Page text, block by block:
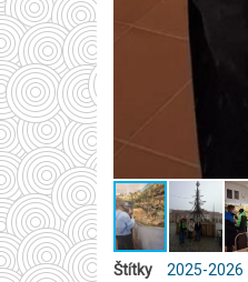
Štítky 2025-2026